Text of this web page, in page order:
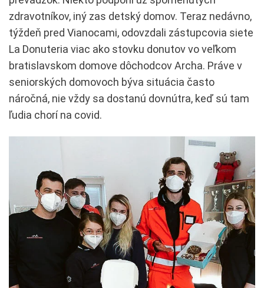
zdravotníkov, iný zas detský domov. Teraz nedávno,
týždeň pred Vianocami, odovzdali zástupcovia siete
La Donuteria viac ako stovku donutov vo veľkom
bratislavskom domove dôchodcov Archa. Práve v
seniorských domovoch býva situácia často
náročná, nie vždy sa dostanú dovnútra, keď sú tam
ľudia chorí na covid.